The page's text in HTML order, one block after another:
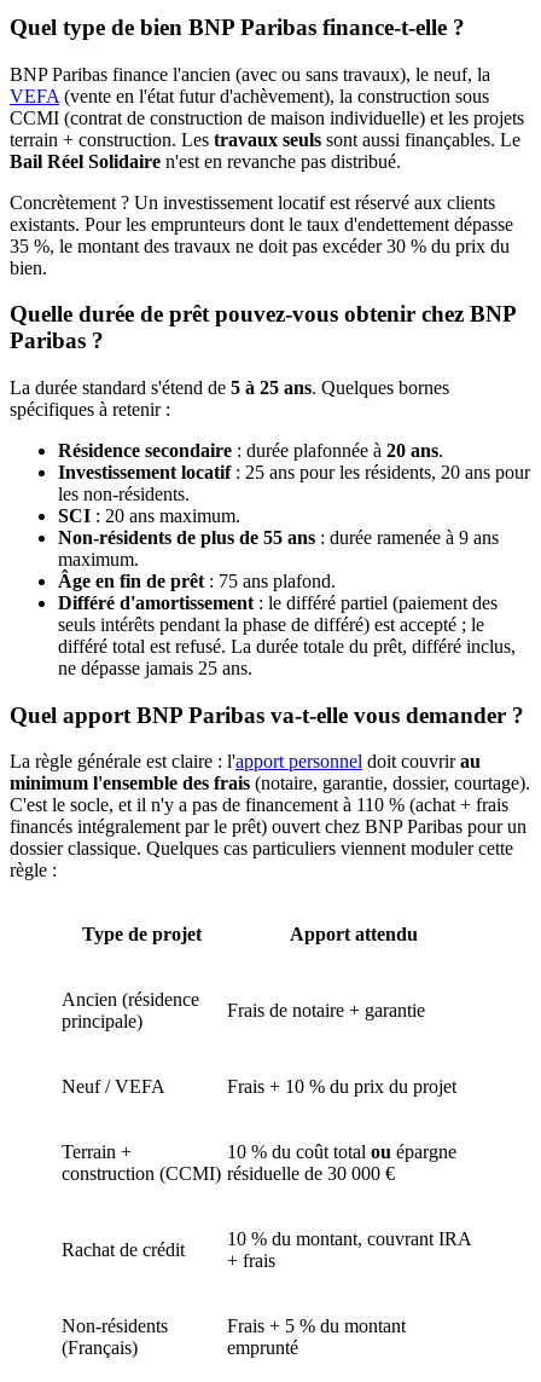
Quel type de bien BNP Paribas finance-t-elle ?
BNP Paribas finance l'ancien (avec ou sans travaux), le neuf, la
VEFA (vente en l'état futur d'achèvement), la construction sous
CCMI (contrat de construction de maison individuelle) et les projets
terrain + construction. Les travaux seuls sont aussi finançables. Le
Bail Réel Solidaire n'est en revanche pas distribué.
Concrètement ? Un investissement locatif est réservé aux clients
existants. Pour les emprunteurs dont le taux d'endettement dépasse
35 %, le montant des travaux ne doit pas excéder 30 % du prix du
bien.
Quelle durée de prêt pouvez-vous obtenir chez BNP
Paribas ?
La durée standard s'étend de 5 à 25 ans. Quelques bornes
spécifiques à retenir :
Résidence secondaire : durée plafonnée à 20 ans.
Investissement locatif: 25 ans pour les résidents, 20 ans pour
les non-résidents.
SCI : 20 ans maximum.
Non-résidents de plus de 55 ans : durée ramenée à 9 ans
maximum.
Âge en fin de prêt : 75 ans plafond.
Différé d'amortissement : le différé partiel (paiement des
seuls intérêts pendant la phase de différé) est accepté ; le
différé total est refusé. La durée totale du prêt, différé inclus,
ne dépasse jamais 25 ans.
Quel apport BNP Paribas va-t-elle vous demander ?
La règle générale est claire : l'apport personnel doit couvrirau
minimum l'ensemble des frais (notaire, garantie, dossier, courtage).
C'est le socle, et il n'y a pas de financement à 110 % (achat + frais
financés intégralement par le prêt) ouvert chez BNP Paribas pour un
dossier classique. Quelques cas particuliers viennent moduler cette
règle :
Type de projet Apport attendu
Ancien (résidence
principale)
Frais de notaire + garantie
Neuf / VEFA Frais + 10 % du prix du projet
Terrain +
construction (CCMI)
10 % du coût total ou épargne
résiduelle de 30 000 €
Rachat de crédit
10 % du montant, couvrant IRA
+ frais
Non-résidents
(Français)
Frais + 5 % du montant
emprunté